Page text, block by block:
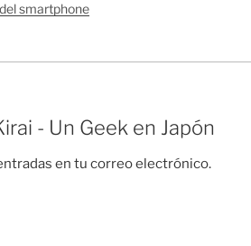
smartphone
- Un Geek en Japón
en tu correo electrónico.